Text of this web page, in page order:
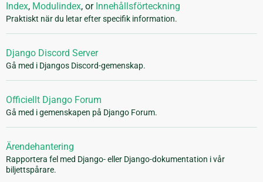
Index, Modulindex, or Innehållsförteckning
Praktiskt när du letar efter specifik information.
Django Discord Server
Gå med i Djangos Discord-gemenskap.
Officiellt Django Forum
Gå med i gemenskapen på Django Forum.
Ärendehantering
Rapportera fel med Django- eller Django-dokumentation i vår
biljettspårare.